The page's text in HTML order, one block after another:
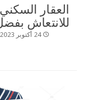
العقار
للانتعاش
24 أكتوبر 2023 /